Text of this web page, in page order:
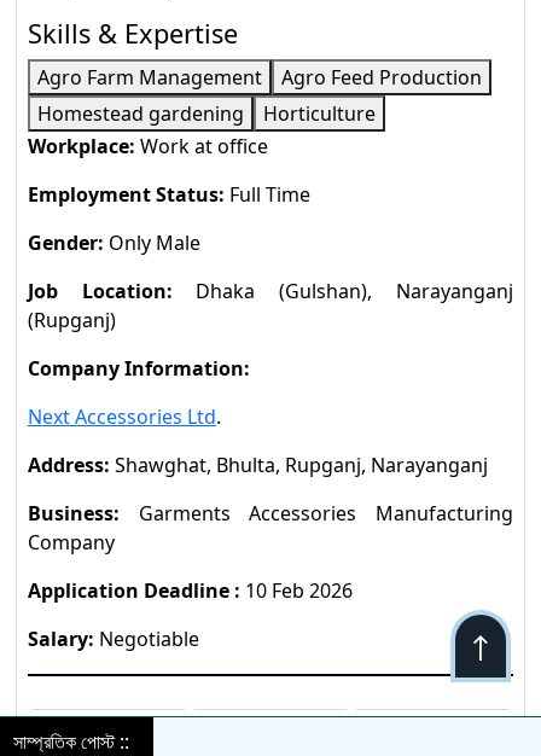
সাম্প্রতিক পোস্ট ::
Skills & Expertise
Agro Farm Management
Agro Feed Production
Homestead gardening
Horticulture
Workplace: Work at office
Employment Status: Full Time
Gender: Only Male
Job Location: Dhaka (Gulshan), Narayanganj
(Rupganj)
Company Information:
Next Accessories Ltd.
Address: Shawghat, Bhulta, Rupganj, Narayanganj
Business: Garments Accessories Manufacturing
Company
Application Deadline : 10 Feb 2026
Salary: Negotiable